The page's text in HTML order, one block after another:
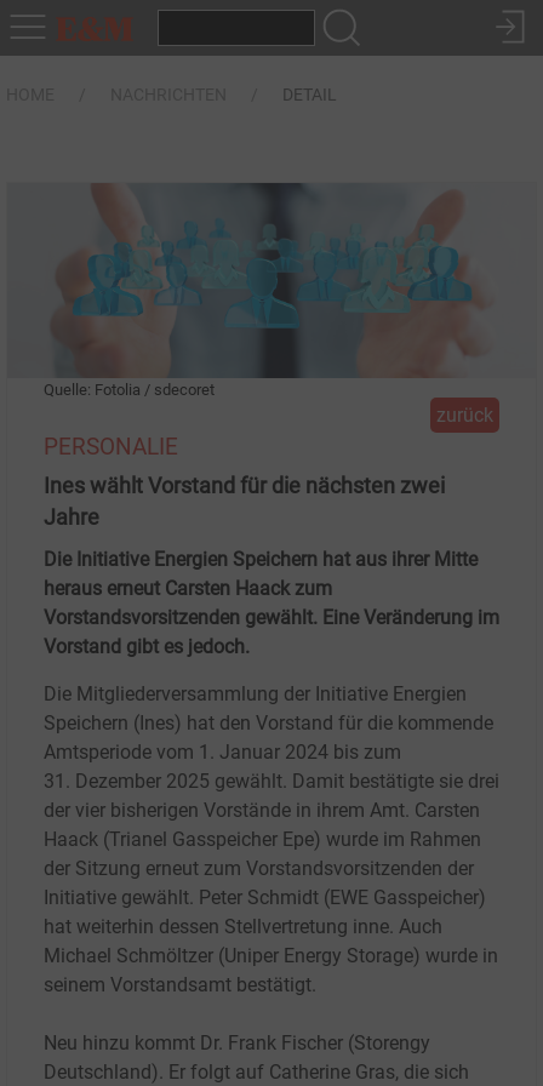
DETAIL
Quelle: Fotolia / sdecoret
zurück
PERSONALIE
Ines wählt Vorstand für die nächsten zwei
Jahre
Die Initiative Energien Speichern hat aus ihrer Mitte
heraus erneut Carsten Haack zum
Vorstandsvorsitzenden gewählt. Eine Veränderung im
Vorstand gibt es jedoch.
Die Mitgliederversammlung der Initiative Energien
Speichern (Ines) hat den Vorstand für die kommende
Amtsperiode vom 1.
Januar 2024 bis zum
31.
Dezember 2025 gewählt. Damit bestätigte sie drei
der vier bisherigen Vorstände in ihrem Amt. Carsten
Haack (Trianel Gasspeicher Epe) wurde im Rahmen
der Sitzung erneut zum Vorstandsvorsitzenden der
Initiative gewählt. Peter Schmidt (EWE Gasspeicher)
hat weiterhin dessen Stellvertretung inne. Auch
Michael Schmöltzer (Uniper Energy Storage) wurde in
seinem Vorstandsamt bestätigt.
Neu hinzu kommt Dr. Frank Fischer (Storengy
Deutschland). Er folgt auf Catherine Gras, die sich